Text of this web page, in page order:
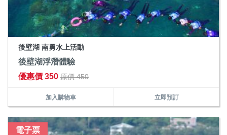
後壁湖 南勇水上活動
後壁湖浮潛體驗
優惠價 350 原價 450
加入購物車 立即預訂
電子票